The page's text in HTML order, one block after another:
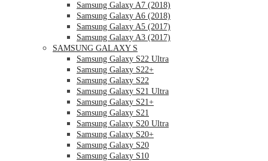
Samsung Galaxy A7 (2018)
Samsung Galaxy A6 (2018)
Samsung Galaxy A5 (2017)
Samsung Galaxy A3 (2017)
SAMSUNG GALAXY S
Samsung Galaxy S22 Ultra
Samsung Galaxy S22+
Samsung Galaxy S22
Samsung Galaxy S21 Ultra
Samsung Galaxy S21+
Samsung Galaxy S21
Samsung Galaxy S20 Ultra
Samsung Galaxy S20+
Samsung Galaxy S20
Samsung Galaxy S10